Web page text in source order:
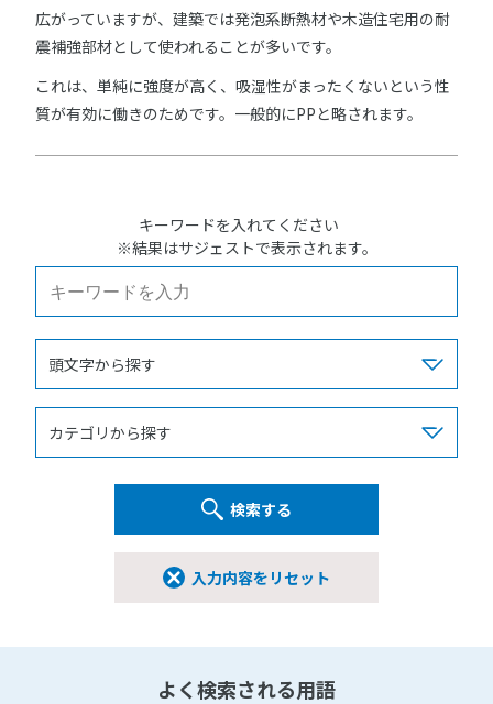
広がっていますが、建築では発泡系断熱材や木造住宅用の耐
震補強部材として使われることが多いです。
これは、単純に強度が高く、吸湿性がまったくないという性
質が有効に働きのためです。一般的にPPと略されます。
キーワードを入れてください
※結果はサジェストで表示されます。
入力内容をリセット
検索する
よく検索される用語